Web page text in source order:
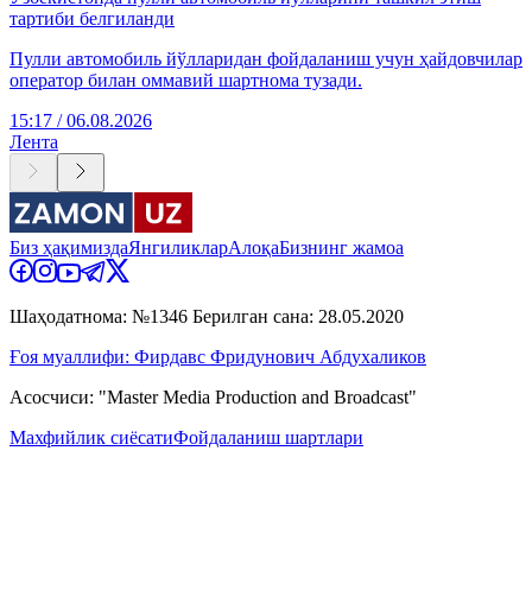
тартиби белгиланди
Пулли автомобиль йўлларидан фойдаланиш учун ҳайдовчилар
оператор билан оммавий шартнома тузади.
15:17 / 06.08.2026
Лента
Биз ҳақимиздаЯнгиликларАлоқаБизнинг жамоа
Шаҳодатнома: №1346 Берилган сана: 28.05.2020
Ғоя муаллифи: Фирдавс Фридунович Абдухаликов
Асосчиси: "Master Media Production and Broadcast"
Махфийлик сиёсатиФойдаланиш шартлари